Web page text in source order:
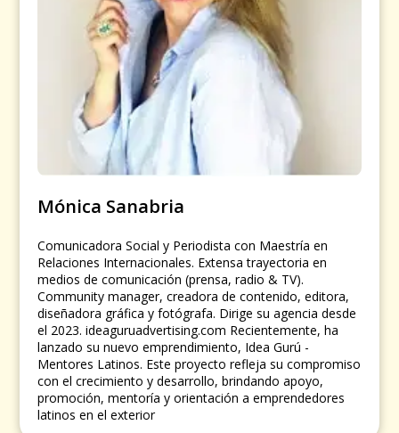
Mónica Sanabria
Comunicadora Social y Periodista con Maestría en
Relaciones Internacionales. Extensa trayectoria en
medios de comunicación (prensa, radio & TV).
Community manager, creadora de contenido, editora,
diseñadora gráfica y fotógrafa. Dirige su agencia desde
el 2023. ideaguruadvertising.com Recientemente, ha
lanzado su nuevo emprendimiento, Idea Gurú -
Mentores Latinos. Este proyecto refleja su compromiso
con el crecimiento y desarrollo, brindando apoyo,
promoción, mentoría y orientación a emprendedores
latinos en el exterior